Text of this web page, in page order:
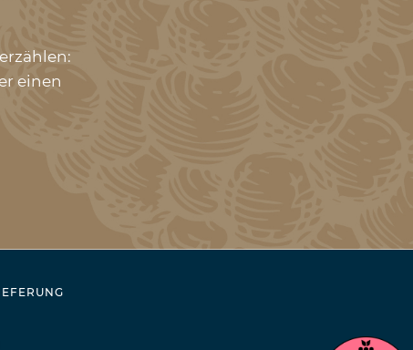
einen